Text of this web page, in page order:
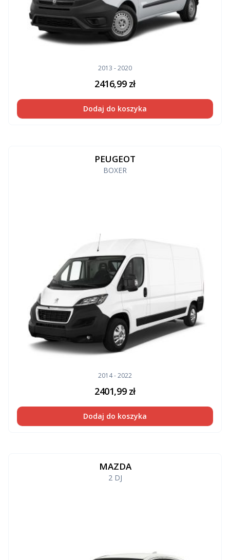
2013 - 2020
2416,99 zł
Dodaj do koszyka
PEUGEOT
BOXER
2014 - 2022
2401,99 zł
Dodaj do koszyka
MAZDA
2 DJ